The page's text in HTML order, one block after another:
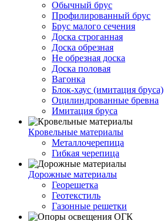
Обычный брус
Профилированный брус
Брус малого сечения
Доска строганная
Доска обрезная
Не обрезная доска
Доска половая
Вагонка
Блок-хаус (имитация бруса)
Оцилиндрованные бревна
Имитация бруса
Кровельные материалы
Металлочерепица
Гибкая черепица
Дорожные материалы
Георешетка
Геотекстиль
Газонные решетки